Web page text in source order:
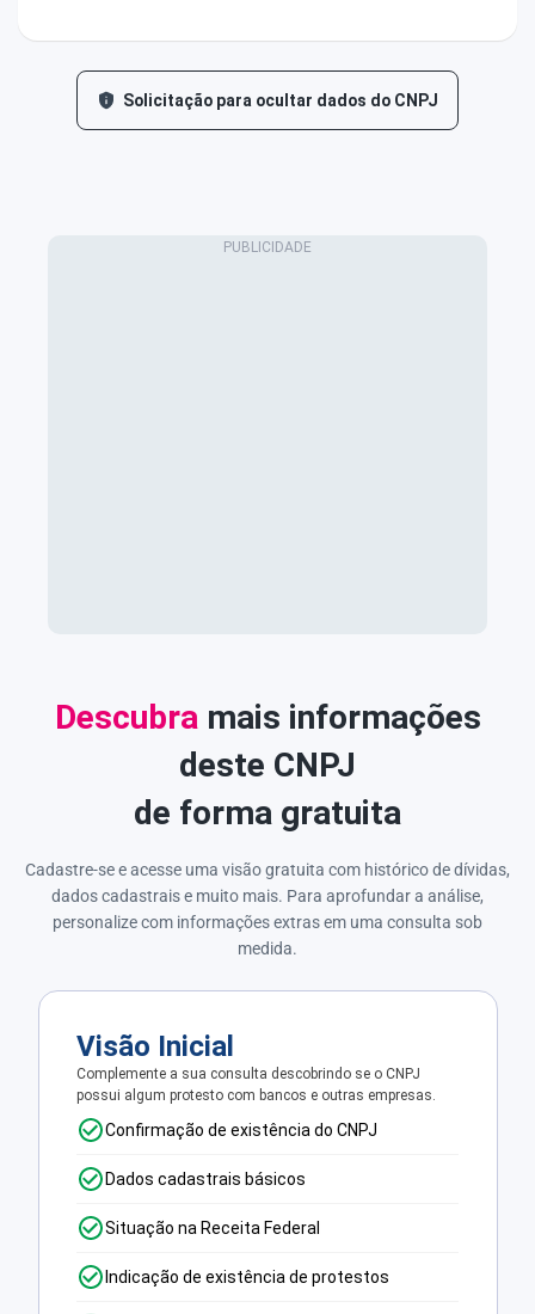
Solicitação para ocultar dados do CNPJ
Descubramais informações
deste CNPJ
de forma gratuita
Cadastre-se e acesse uma visão gratuita com histórico de dívidas,
dados cadastrais e muito mais. Para aprofundar a análise,
personalize com informações extras em uma consulta sob
medida.
Visão Inicial
Complemente a sua consulta descobrindo se o CNPJ
possui algum protesto com bancos e outras empresas.
Confirmação de existência do CNPJ
Dados cadastrais básicos
Situação na Receita Federal
Indicação de existência de protestos